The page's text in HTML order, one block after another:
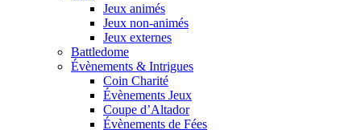
Jeux animés
Jeux non-animés
Jeux externes
Battledome
Évènements & Intrigues
Coin Charité
Évènements Jeux
Coupe d’Altador
Évènements de Fées